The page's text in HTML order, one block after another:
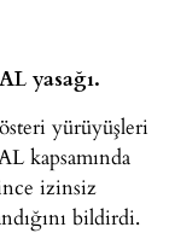
yasağı.
yürüyüşleri
kapsamında
izinsiz
bildirdi.